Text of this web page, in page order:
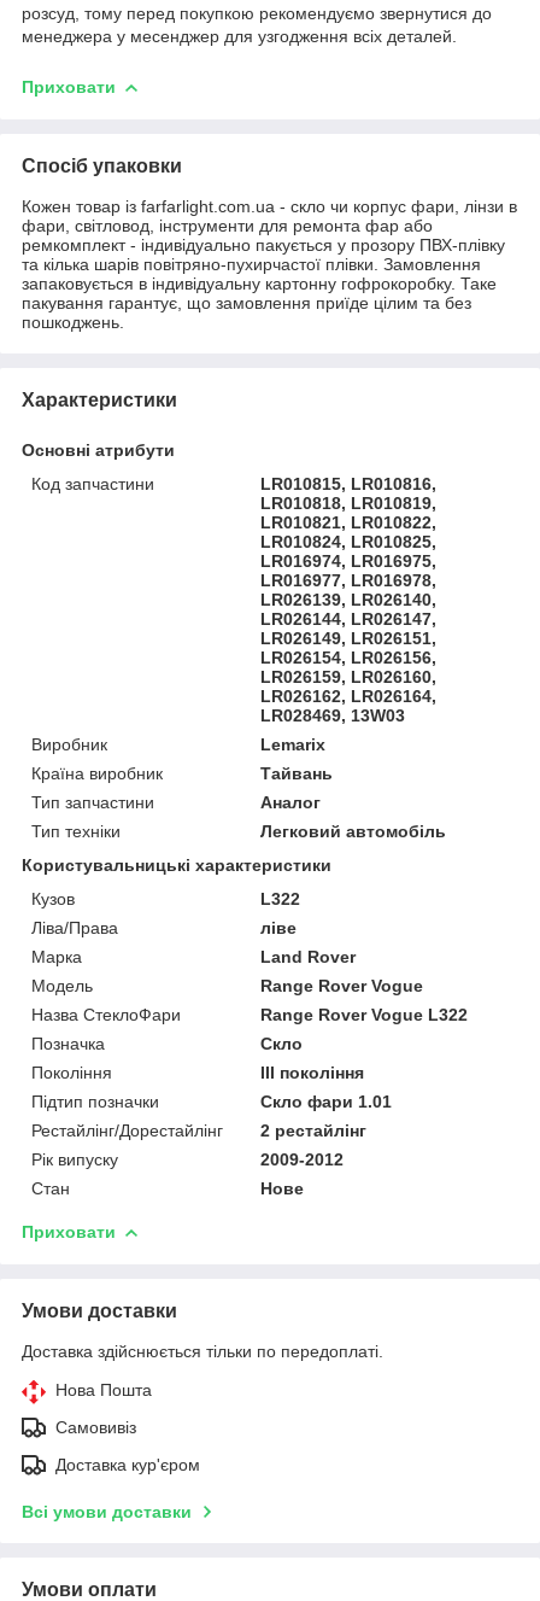
розсуд, тому перед покупкою рекомендуємо звернутися до
менеджера у месенджер для узгодження всіх деталей.
Приховати
Спосіб упаковки
Кожен товар із farfarlight.com.ua - скло чи корпус фари, лінзи в
фари, світловод, інструменти для ремонта фар або
ремкомплект - індивідуально пакується у прозору ПВХ-плівку
та кілька шарів повітряно-пухирчастої плівки. Замовлення
запаковується в індивідуальну картонну гофрокоробку. Таке
пакування гарантує, що замовлення приїде цілим та без
пошкоджень.
Характеристики
Основні атрибути
Код запчастини
LR010815, LR010816,
LR010818, LR010819,
LR010821, LR010822,
LR010824, LR010825,
LR016974, LR016975,
LR016977, LR016978,
LR026139, LR026140,
LR026144, LR026147,
LR026149, LR026151,
LR026154, LR026156,
LR026159, LR026160,
LR026162, LR026164,
LR028469, 13W03
Виробник
Lemarix
Країна виробник
Тайвань
Тип запчастини
Аналог
Тип техніки
Легковий автомобіль
Користувальницькі характеристики
Кузов
L322
Ліва/Права
ліве
Марка
Land Rover
Мoдель
Range Rover Vogue
Назва СтеклоФари
Range Rover Vogue L322
Позначка
Скло
Покоління
III покоління
Підтип позначки
Скло фари 1.01
Рестайлінг/Дорестайлінг
2 рестайлінг
Рік випуску
2009-2012
Стан
Нове
Приховати
Умови доставки
Доставка здійснюється тільки по передоплаті.
Нова Пошта
Самовивіз
Доставка кур'єром
Всі умови доставки
Умови оплати